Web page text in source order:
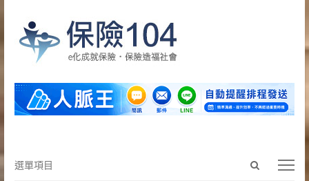
Open
search
選
選單項目